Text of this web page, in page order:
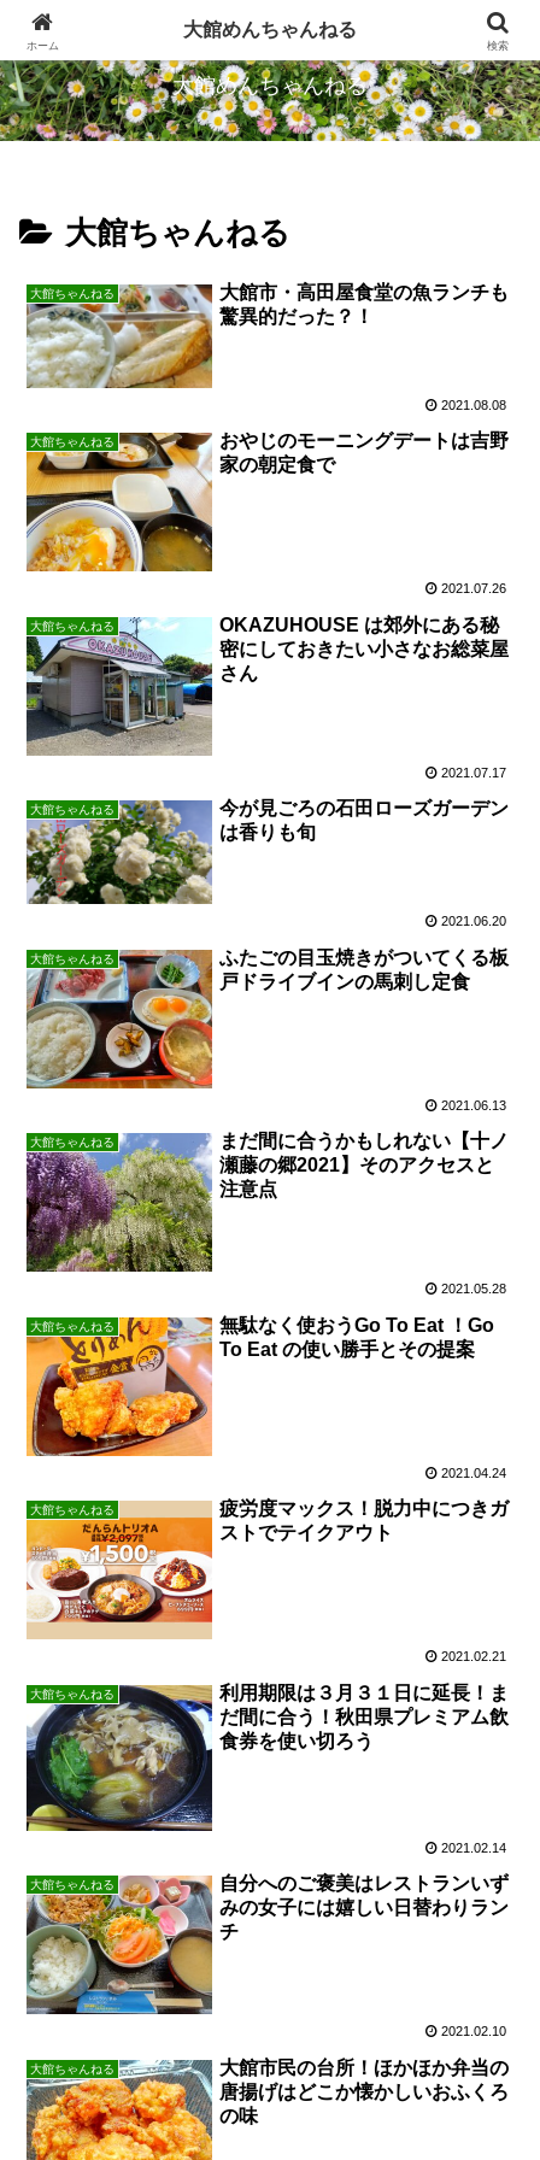
忠犬ハチ公のふるさとから発信します
大館めんちゃんねる
大館ちゃんねる
大館ちゃんねる
大館市・高田屋食堂の魚ランチも
驚異的だった？！
2021.08.08
大館ちゃんねる
おやじのモーニングデートは吉野
家の朝定食で
2021.07.26
大館ちゃんねる
OKAZUHOUSE は郊外にある秘
密にしておきたい小さなお総菜屋
さん
2021.07.17
大館ちゃんねる
今が見ごろの石田ローズガーデン
は香りも旬
2021.06.20
大館ちゃんねる
ふたごの目玉焼きがついてくる板
戸ドライブインの馬刺し定食
2021.06.13
大館ちゃんねる
まだ間に合うかもしれない【十ノ
瀬藤の郷2021】そのアクセスと
注意点
2021.05.28
大館ちゃんねる
無駄なく使おうGo To Eat ！Go
To Eat の使い勝手とその提案
2021.04.24
大館ちゃんねる
疲労度マックス！脱力中につきガ
ストでテイクアウト
2021.02.21
大館ちゃんねる
利用期限は３月３１日に延長！ま
だ間に合う！秋田県プレミアム飲
食券を使い切ろう
2021.02.14
大館ちゃんねる
自分へのご褒美はレストランいず
みの女子には嬉しい日替わりラン
チ
2021.02.10
大館ちゃんねる
大館市民の台所！ほかほか弁当の
唐揚げはどこか懐かしいおふくろ
の味
ホーム
大館めんちゃんねる
検索